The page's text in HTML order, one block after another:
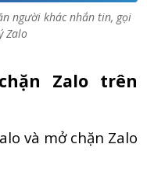
người khác nhắn tin, gọi
Zalo
Zalo trên
và mở chặn Zalo